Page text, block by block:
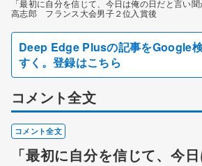
「最初に自分を信じて、今日は俺の日だと言い
高志郎 フランス大会男子２位入賞後
Deep Edge Plusの記事をGoogle
すく。登録はこちら
コメント全文
コメント全文
「最初に自分を信じて、今